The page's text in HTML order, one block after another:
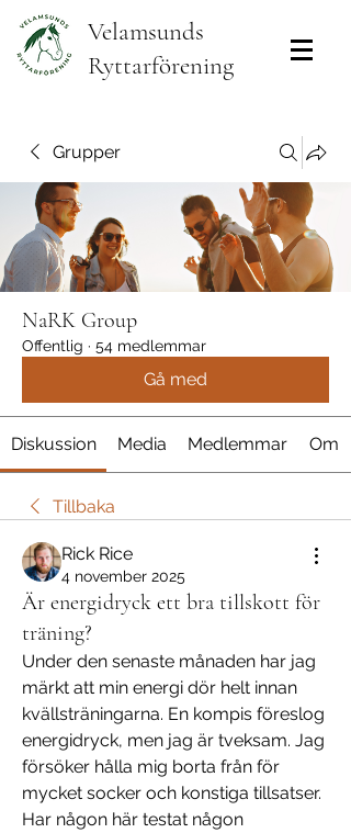
Velamsunds
Ryttarförening
Grupper
NaRK Group
Offentlig · 54 medlemmar
Gå med
Diskussion Media Medlemmar Om
Tillbaka
Rick Rice
4 november 2025
Är energidryck ett bra tillskott för
träning?
Under den senaste månaden har jag
märkt att min energi dör helt innan
kvällsträningarna. En kompis föreslog
energidryck, men jag är tveksam. Jag
försöker hålla mig borta från för
mycket socker och konstiga tillsatser.
Har någon här testat någon